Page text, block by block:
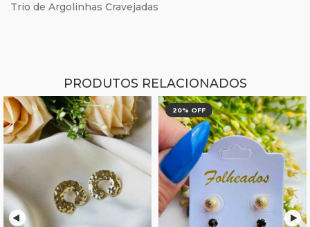
Trio de Argolinhas Cravejadas
PRODUTOS RELACIONADOS
20% OFF